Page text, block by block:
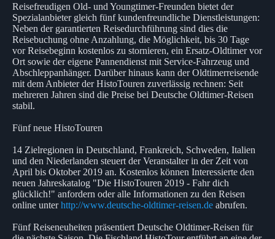
Reisefreudigen Old- und Youngtimer-Freunden bietet der
Spezialanbieter gleich fünf kundenfreundliche Dienstleistungen:
Neben der garantierten Reisedurchführung sind dies die
Reisebuchung ohne Anzahlung, die Möglichkeit, bis 30 Tage
vor Reisebeginn kostenlos zu stornieren, ein Ersatz-Oldtimer vor
Ort sowie der eigene Pannendienst mit Service-Fahrzeug und
Abschleppanhänger. Darüber hinaus kann der Oldtimerreisende
mit dem Anbieter der HistoTouren zuverlässig rechnen: Seit
mehreren Jahren sind die Preise bei Deutsche Oldtimer-Reisen
stabil.
Fünf neue HistoTouren
14 Zielregionen in Deutschland, Frankreich, Schweden, Italien
und den Niederlanden steuert der Veranstalter in der Zeit von
April bis Oktober 2019 an. Kostenlos können Interessierte den
neuen Jahreskatalog "Die HistoTouren 2019 - Fahr dich
glücklich!" anfordern oder alle Informationen zu den Reisen
online unterhttp://www.deutsche-oldtimer-reisen.de abrufen.
Fünf Reiseneuheiten präsentiert Deutsche Oldtimer-Reisen für